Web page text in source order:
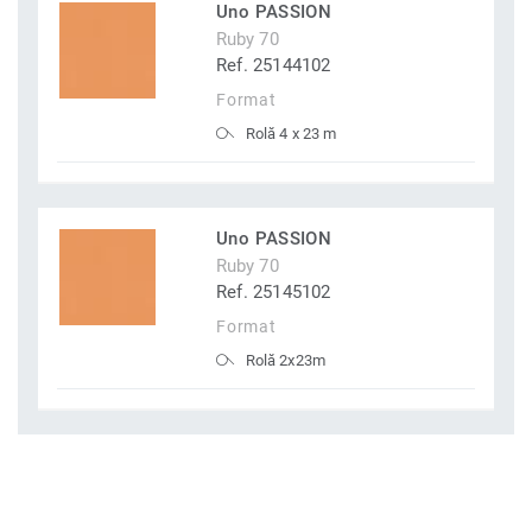
Uno PASSION
Ruby 70
Ref. 25144102
Format
Rolă 4 x 23 m
Uno PASSION
Ruby 70
Ref. 25145102
Format
Rolă 2x23m